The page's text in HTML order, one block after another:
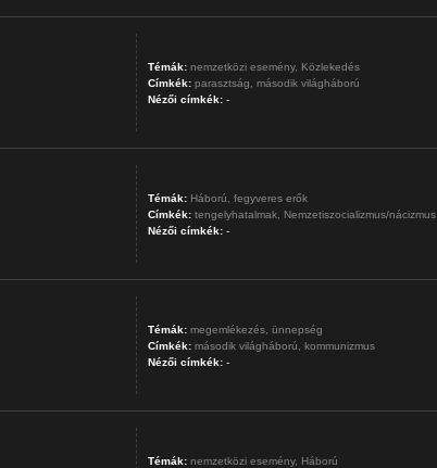
Témák: nemzetközi esemény, Közlekedés
Címkék: parasztság,
második világháború
Nézői címkék:-
Témák: Háború,
fegyveres erők
Címkék: tengelyhatalmak,
Nemzetiszocializmus/nácizmus
Nézői címkék:-
Témák: megemlékezés, ünnepség
Címkék: második világháború,
kommunizmus
Nézői címkék:-
Témák: nemzetközi esemény, Háború